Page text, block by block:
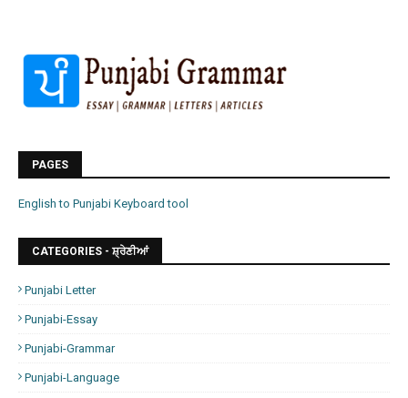
PAGES
English to Punjabi Keyboard tool
CATEGORIES - ਸ਼੍ਰੇਣੀਆਂ
Punjabi Letter
Punjabi-Essay
Punjabi-Grammar
Punjabi-Language